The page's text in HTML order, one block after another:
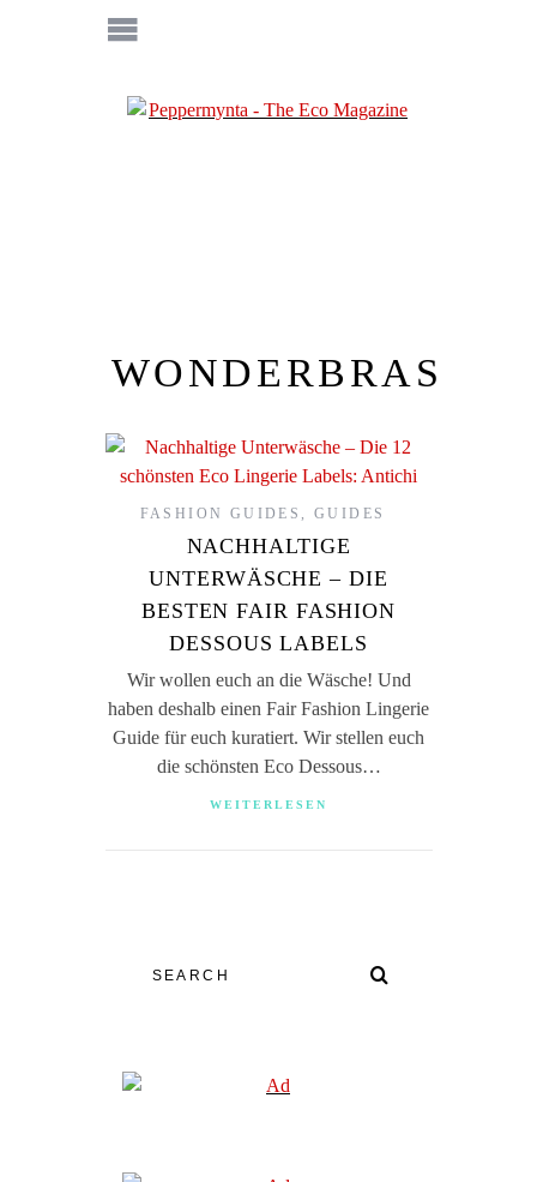
WONDERBRAS
FASHION GUIDES , GUIDES
NACHHALTIGE
UNTERWÄSCHE – DIE
BESTEN FAIR FASHION
DESSOUS LABELS
Wir wollen euch an die Wäsche! Und
haben deshalb einen Fair Fashion Lingerie
Guide für euch kuratiert. Wir stellen euch
die schönsten Eco Dessous…
WEITERLESEN